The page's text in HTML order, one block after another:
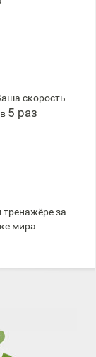
скорость
5 раз
за
мира